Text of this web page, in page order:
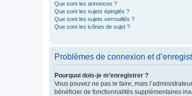
Que sont les annonces ?
Que sont les sujets épinglés ?
Que sont les sujets verrouillés ?
Que sont les icônes de sujet ?
Problèmes de connexion et
Pourquoi dois-je m’enregistrer ?
Vous pouvez ne pas le faire, mais
bénéficier de fonctionnalités supplémentaires